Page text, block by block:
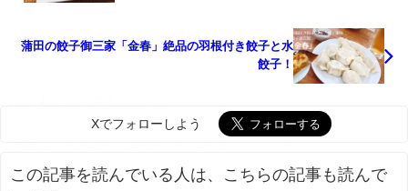
蒲田の餃子御三家「金春」絶品の羽根付き餃子と水
餃子！
Xでフォローしよう
この記事を読んでいる人は、こちらの記事も読んで